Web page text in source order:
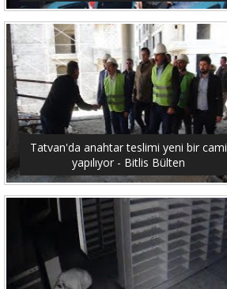
Tatvan'da anahtar teslimi yeni bir cami
yapılıyor - Bitlis Bülten